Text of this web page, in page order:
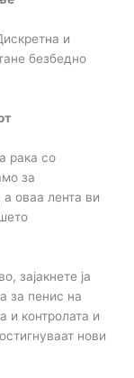
и
безбедно
рака со
за
а оваа лента ви
зајакнете ја
за пенис на
и контролата и
нови